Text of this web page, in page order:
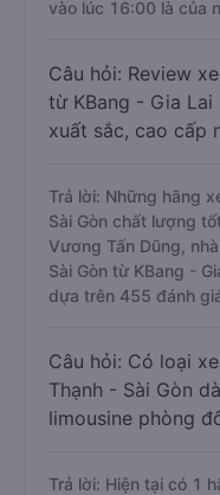
vào lúc 16:00 là của
Câu hỏi: Review
từ KBang - Gia
xuất sắc, cao cấp
Trả lời: Những hãng
Sài Gòn chất lượng
Vương Tấn Dũng,
Sài Gòn từ KBang -
dựa trên 455 đánh
Câu hỏi: Có loại
Thạnh - Sài Gòn
limousine phòng
Trả lời: Hiện tại có 1